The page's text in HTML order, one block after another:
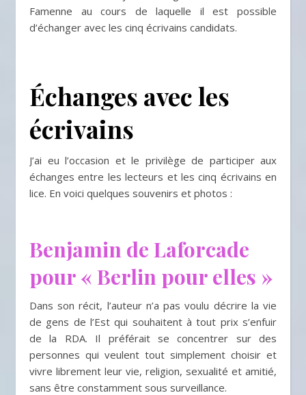
Famenne au cours de laquelle il est possible
d’échanger avec les cinq écrivains candidats.
Échanges avec les
écrivains
J’ai eu l’occasion et le privilège de participer aux
échanges entre les lecteurs et les cinq écrivains en
lice. En voici quelques souvenirs et photos :
Benjamin de Laforcade
pour « Berlin pour elles »
Dans son récit, l’auteur n’a pas voulu décrire la vie
de gens de l’Est qui souhaitent à tout prix s’enfuir
de la RDA. Il préférait se concentrer sur des
personnes qui veulent tout simplement choisir et
vivre librement leur vie, religion, sexualité et amitié,
sans être constamment sous surveillance.